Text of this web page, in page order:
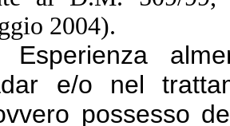
2004).
Esperienza
e/o nel
possesso